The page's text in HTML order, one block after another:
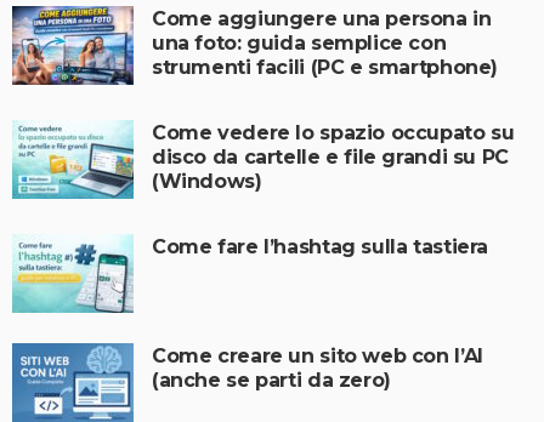
Come aggiungere una persona in
una foto: guida semplice con
strumenti facili (PC e smartphone)
Come vedere lo spazio occupato su
disco da cartelle e file grandi su PC
(Windows)
Come fare l’hashtag sulla tastiera
Come creare un sito web con l’AI
(anche se parti da zero)